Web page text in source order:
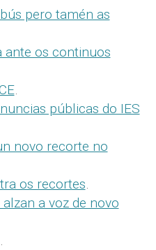
pero tamén as
ante os continuos
.
públicas do IES
novo recorte no
os recortes.
a voz de novo
.